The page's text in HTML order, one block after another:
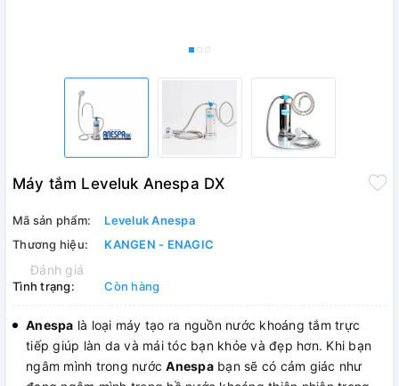
Máy tắm Leveluk Anespa DX
Mã sản phẩm:
Leveluk Anespa
Thương hiệu:
KANGEN - ENAGIC
Đánh giá
Tình trạng: Còn hàng
Anespa là loại máy tạo ra nguồn nước khoáng tắm trực
tiếp giúp làn da và mái tóc bạn khỏe và đẹp hơn. Khi bạn
ngâm mình trong nướcAnespabạn sẽ có cảm giác như